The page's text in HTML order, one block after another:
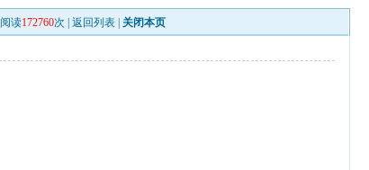
阅读172760次 |返回列表 关闭本页